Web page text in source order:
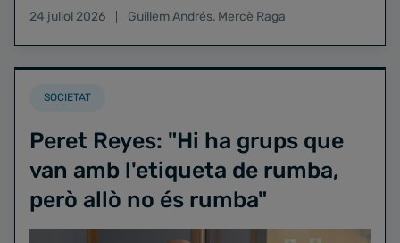
24 juliol 2026
Guillem Andrés, Mercè Raga
SOCIETAT
Peret Reyes: "Hi ha grups que
van amb l'etiqueta de rumba,
però allò no és rumba"